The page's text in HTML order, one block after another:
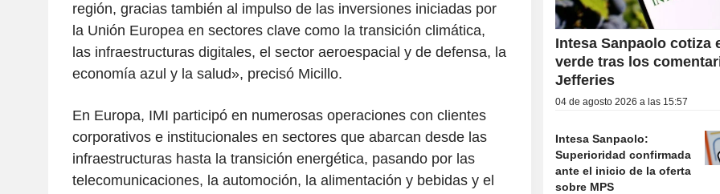
región, gracias también al impulso de las inversiones iniciadas por
la Unión Europea en sectores clave como la transición climática,
las infraestructuras digitales, el sector aeroespacial y de defensa, la
economía azul y la salud», precisó Micillo.
En Europa, IMI participó en numerosas operaciones con clientes
corporativos e institucionales en sectores que abarcan desde las
infraestructuras hasta la transición energética, pasando por las
telecomunicaciones, la automoción, la alimentación y bebidas y el
Intesa Sanpaolo cotiza
verde tras los
Jefferies
04 de agosto 2026 a las 15:57
Intesa Sanpaolo:
Superioridad confirmada
ante el inicio de la oferta
sobre MPS